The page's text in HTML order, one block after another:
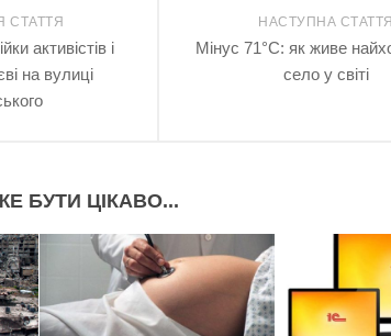
НАСТУПНА СТАТТЯ
Мінус 71°C: як живе
село у світі
СТАТТЯ
активістів і
на вулиці
БУТИ ЦІКАВО...